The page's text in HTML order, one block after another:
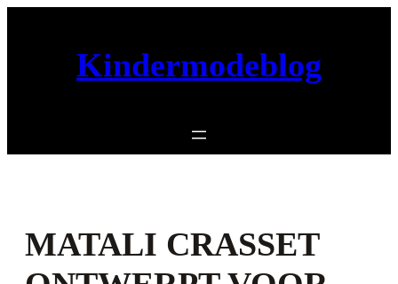
Kindermodeblog
MATALI CRASSET